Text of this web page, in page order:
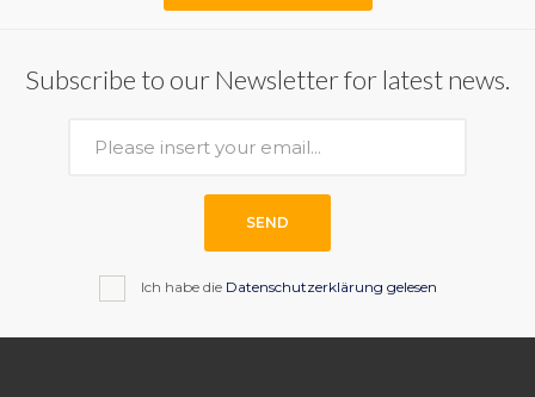
Subscribe to our Newsletter for latest news.
SEND
Ich habe die Datenschutzerklärung gelesen